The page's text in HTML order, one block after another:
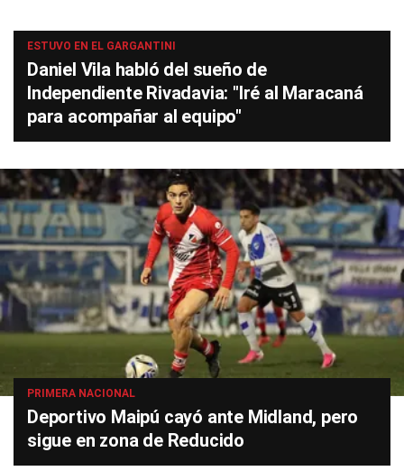
ESTUVO EN EL GARGANTINI
Daniel Vila habló del sueño de
Independiente Rivadavia: "Iré al Maracaná
para acompañar al equipo"
PRIMERA NACIONAL
Deportivo Maipú cayó ante Midland, pero
sigue en zona de Reducido